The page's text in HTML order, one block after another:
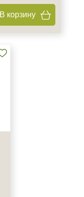
В корзину